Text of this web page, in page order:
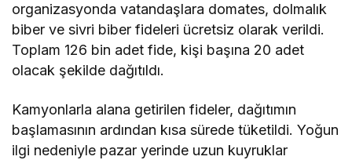
organizasyonda vatandaşlara domates, dolmalık
biber ve sivri biber fideleri ücretsiz olarak verildi.
Toplam 126 bin adet fide, kişi başına 20 adet
olacak şekilde dağıtıldı.
Kamyonlarla alana getirilen fideler, dağıtımın
başlamasının ardından kısa sürede tüketildi. Yoğun
ilgi nedeniyle pazar yerinde uzun kuyruklar